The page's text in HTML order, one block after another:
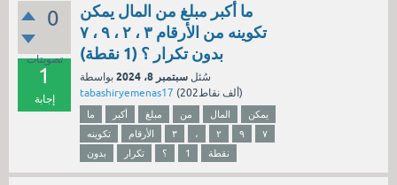
0
تصويتات
1
إجابة
ما أكبر مبلغ من المال يمكن
تكوينه من الأرقام ۳ ، ۲ ، ۹ ، ۷
بدون تكرار ؟ (1 نقطة)
سُئل سبتمبر 8، 2024
بواسطة
tabashiryemenas17 ( 202ألفنقاط)
ما أكبر مبلغ من المال
يمكن
تكوينه
الأرقام ۳ ، ۲ ۹
۷
بدون
تكرار ؟ 1 نقطة